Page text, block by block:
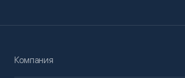
Компания